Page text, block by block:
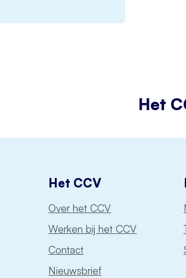
Het
Het CCV
Over het CCV
Werken bij het CCV
Contact
Nieuwsbrief